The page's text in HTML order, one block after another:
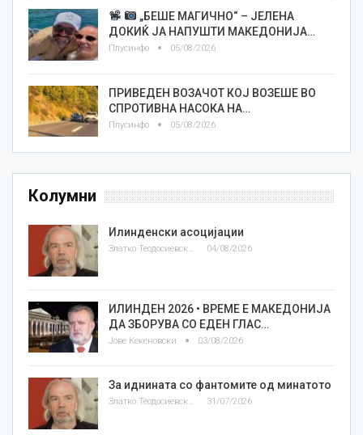
„БЕШЕ МАГИЧНО“ – ЈЕЛЕНА
ДОКИЌ ЈА НАПУШТИ МАКЕДОНИЈА…
Плусинфо 05/08/2026
ПРИВЕДЕН ВОЗАЧОТ КОЈ ВОЗЕШЕ ВО
СПРОТИВНА НАСОКА НА…
Плусинфо 05/08/2026
Колумни
Илинденски асоцијации
Златко Теодосиевски 04/08/2026
ИЛИНДЕН 2026 • ВРЕМЕ Е МАКЕДОНИЈА
ДА ЗБОРУВА СО ЕДЕН ГЛАС…
Јове Кекеновски 03/08/2026
За иднината со фантомите од минатото
Златко Теодосиевски 31/07/2026